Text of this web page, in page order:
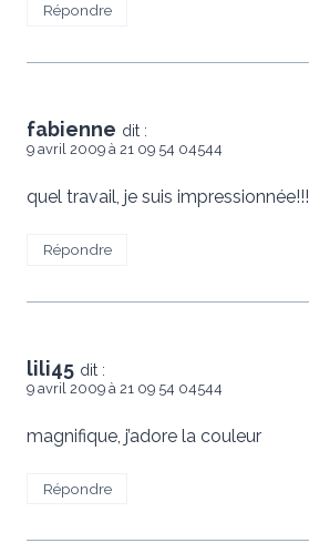
Répondre
fabienne dit :
9 avril 2009 à 21 09 54 04544
quel travail, je suis impressionnée!!!
Répondre
lili45 dit :
9 avril 2009 à 21 09 54 04544
magnifique, j’adore la couleur
Répondre